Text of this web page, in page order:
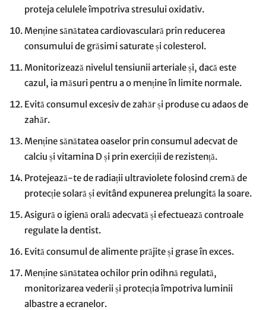
proteja celulele împotriva stresului oxidativ.
Menține sănătatea cardiovasculară prin reducerea
consumului de grăsimi saturate și colesterol.
Monitorizează nivelul tensiunii arteriale și, dacă este
cazul, ia măsuri pentru a o menține în limite normale.
Evită consumul excesiv de zahăr și produse cu adaos de
zahăr.
Menține sănătatea oaselor prin consumul adecvat de
calciu și vitamina D și prin exerciții de rezistență.
Protejează-te de radiații ultraviolete folosind cremă de
protecție solară și evitând expunerea prelungită la soare.
Asigură o igienă orală adecvată și efectuează controale
regulate la dentist.
Evită consumul de alimente prăjite și grase în exces.
Menține sănătatea ochilor prin odihnă regulată,
monitorizarea vederii și protecția împotriva luminii
albastre a ecranelor.